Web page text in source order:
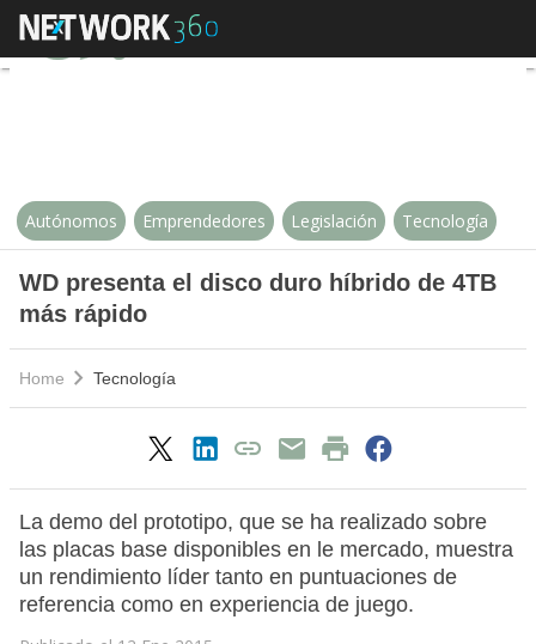
WD presenta el disco duro
Autónomos Emprendedores Legislación Tecnología
WD presenta el disco duro híbrido de 4TB
más rápido
Home Tecnología
La demo del prototipo, que se ha realizado sobre
las placas base disponibles en le mercado, muestra
un rendimiento líder tanto en puntuaciones de
referencia como en experiencia de juego.